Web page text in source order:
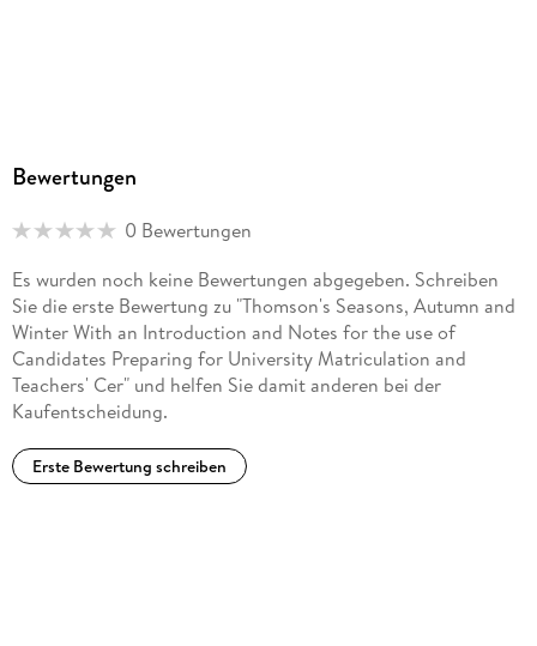
Bewertungen
0 Bewertungen
Es wurden noch keine Bewertungen abgegeben. Schreiben
Sie die erste Bewertung zu "Thomson's Seasons, Autumn and
Winter With an Introduction and Notes for the use of
Candidates Preparing for University Matriculation and
Teachers' Cer" und helfen Sie damit anderen bei der
Kaufentscheidung.
Erste Bewertung schreiben